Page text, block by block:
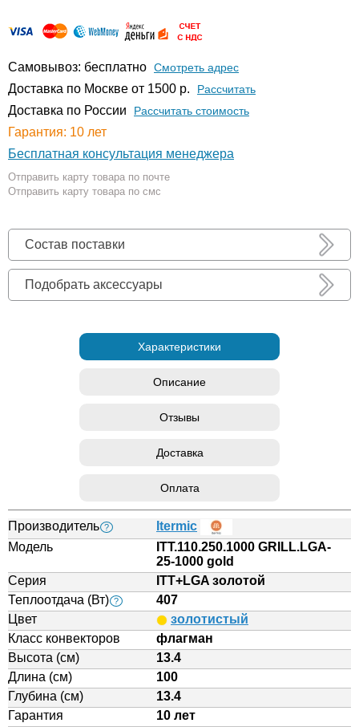
Самовывоз: бесплатно Смотреть адрес
Доставка по Москве от 1500 р. Расcчитать
Доставка по России Рассчитать стоимость
Гарантия: 10 лет
Бесплатная консультация менеджера
Отправить карту товара по почте
Отправить карту товара по смс
Состав поставки
Подобрать аксессуары
Характеристики
Описание
Отзывы
Доставка
Оплата
Производитель ?
Itermic
Модель
ITT.110.250.1000 GRILL.LGA-
25-1000 gold
Серия
ITT+LGA золотой
Теплоотдача (Вт) ?
407
Цвет
золотистый
Класс конвекторов
флагман
Высота (см)
13.4
Длина (см)
100
Глубина (см)
13.4
Гарантия
10 лет